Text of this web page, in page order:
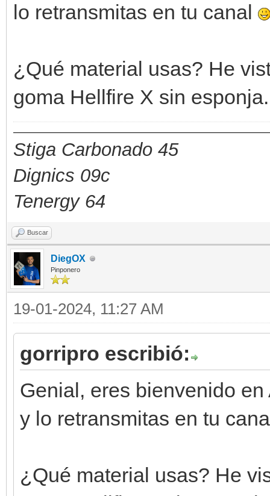
lo retransmitas en tu canal
¿Qué material usas? He
goma Hellfire X sin esponja.
Stiga Carbonado 45
Dignics 09c
Tenergy 64
Buscar
DiegOX
Pinponero
19-01-2024, 11:27 AM
gorripro escribió:
Genial, eres bienvenido
y lo retransmitas en tu
¿Qué material usas? He